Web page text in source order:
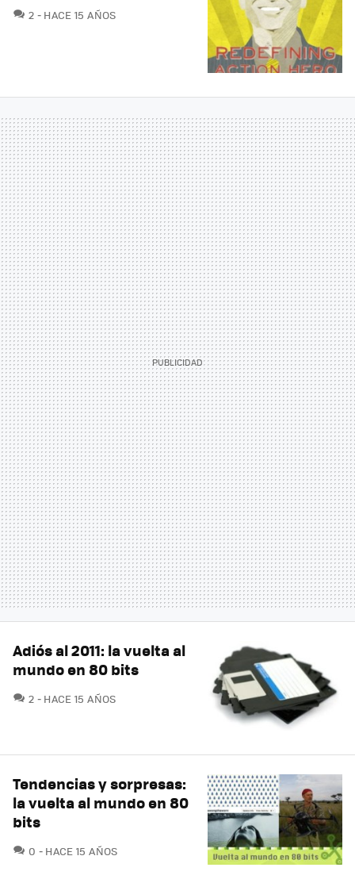
2 COMENTARIOS
HACE 15 AÑOS
Adiós al 2011: la vuelta al
mundo en 80 bits
2 COMENTARIOS
HACE 15 AÑOS
Tendencias y sorpresas:
la vuelta al mundo en 80
bits
0 COMENTARIOS
HACE 15 AÑOS